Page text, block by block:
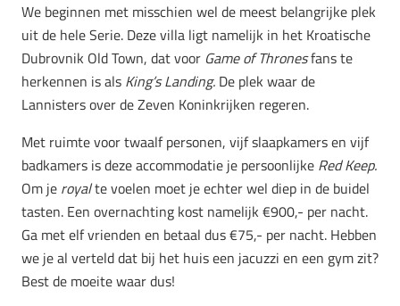
We beginnen met misschien wel de meest belangrijke plek
uit de hele Serie. Deze villa ligt namelijk in het Kroatische
Dubrovnik Old Town, dat voor Game of Thronesfans te
herkennen is als King’s Landing. De plek waar de
Lannisters over de Zeven Koninkrijken regeren.
Met ruimte voor twaalf personen, vijf slaapkamers en vijf
badkamers is deze accommodatie je persoonlijke Red Keep.
Om je royalte voelen moet je echter wel diep in de buidel
tasten. Een overnachting kost namelijk €900,- per nacht.
Ga met elf vrienden en betaal dus €75,- per nacht. Hebben
we je al verteld dat bij het huis een jacuzzi en een gym zit?
Best de moeite waar dus!